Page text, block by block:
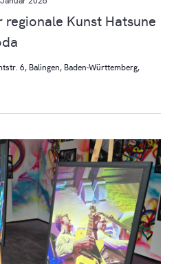
regionale Kunst Hatsune
6, Balingen, Baden-Württemberg,